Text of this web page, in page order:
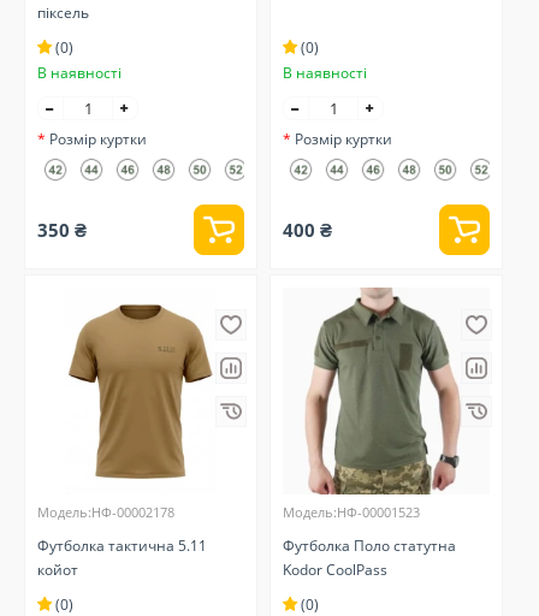
піксель
(0)
В наявності
Розмір куртки
350 ₴
(0)
В наявності
Розмір куртки
400 ₴
Модель:НФ-00002178
Футболка тактична 5.11
койот
(0)
Модель:НФ-00001523
Футболка Поло статутна
Kodor CoolPass
(0)